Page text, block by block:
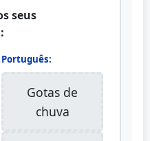
seus
Português:
Gotas de
chuva